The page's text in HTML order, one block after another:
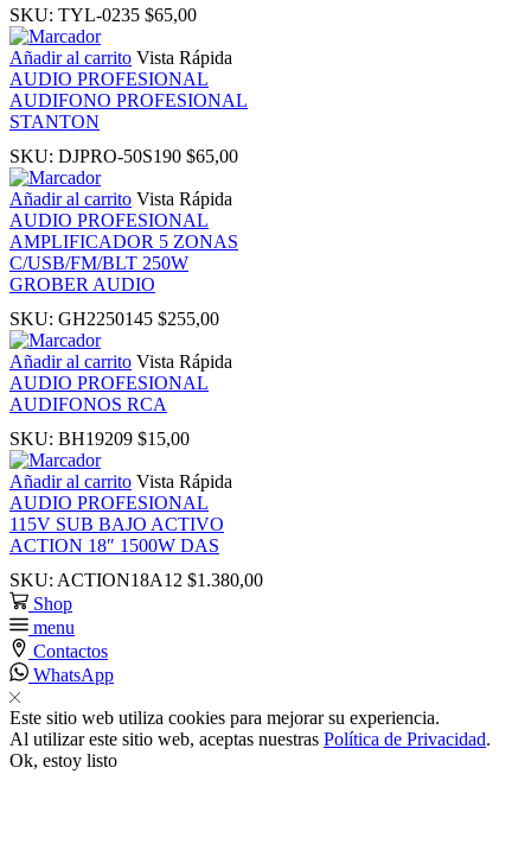
panel
panel
panel
Panel
panel
panel
SKU: TYL-0235 $65,00
Añadir al carrito Vista Rápida
AUDIO PROFESIONAL
AUDIFONO PROFESIONAL
STANTON
SKU: DJPRO-50S190 $65,00
Añadir al carrito Vista Rápida
AUDIO PROFESIONAL
AMPLIFICADOR 5 ZONAS
C/USB/FM/BLT 250W
GROBER AUDIO
SKU: GH2250145 $255,00
Añadir al carrito Vista Rápida
AUDIO PROFESIONAL
AUDIFONOS RCA
SKU: BH19209 $15,00
Añadir al carrito Vista Rápida
AUDIO PROFESIONAL
115V SUB BAJO ACTIVO
ACTION 18″ 1500W DAS
SKU: ACTION18A12 $1.380,00
Shop
menu
Contactos
WhatsApp
Este sitio web utiliza cookies para mejorar su experiencia.
Al utilizar este sitio web, aceptas nuestras Política de Privacidad.
Ok, estoy listo